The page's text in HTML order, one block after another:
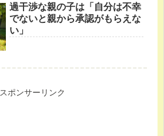
過干渉な親の子は「自分は不幸
でないと親から承認がもらえな
い」
スポンサーリンク